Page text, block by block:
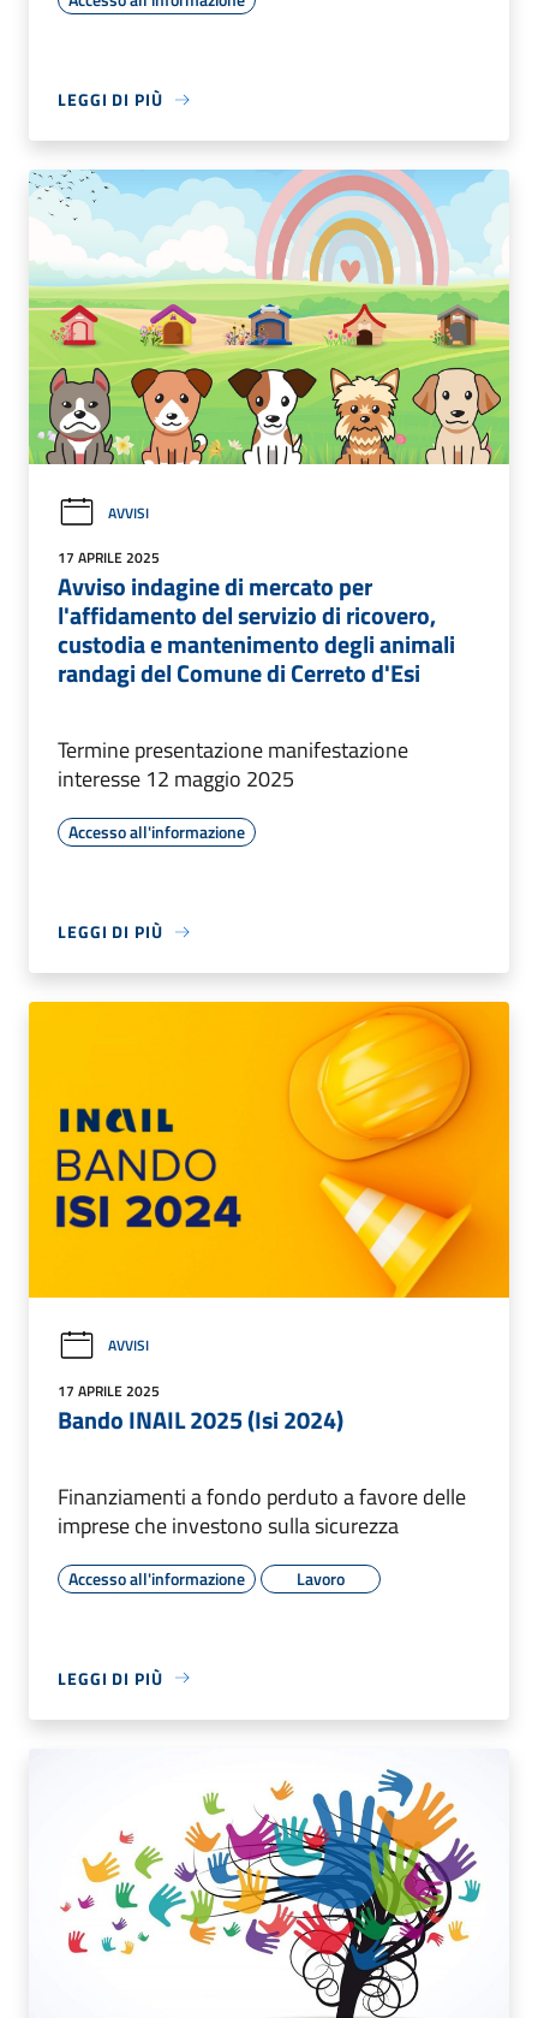
LEGGI DI PIÙ
AVVISI
17 APRILE 2025
Avviso indagine di mercato per
l'affidamento del servizio di ricovero,
custodia e mantenimento degli animali
randagi del Comune di Cerreto d'Esi
Termine presentazione manifestazione
interesse 12 maggio 2025
Accesso all'informazione
LEGGI DI PIÙ
AVVISI
17 APRILE 2025
Bando INAIL 2025 (Isi 2024)
Finanziamenti a fondo perduto a favore delle
imprese che investono sulla sicurezza
Accesso all'informazione Lavoro
LEGGI DI PIÙ